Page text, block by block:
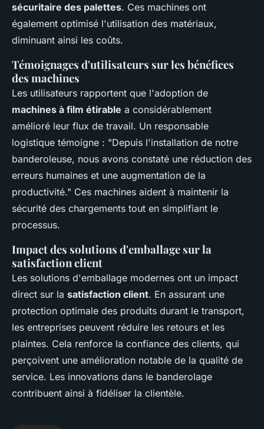
sécuritaire des palettes. Ces machines ont
également optimisé l'utilisation des matériaux,
diminuant ainsi les coûts.
Témoignages d'utilisateurs sur les bénéfices
des machines
Les utilisateurs rapportent que l'adoption de
machines à film étirable a considérablement
amélioré leur flux de travail. Un responsable
logistique témoigne : "Depuis l'installation de notre
banderoleuse, nous avons constaté une réduction des
erreurs humaines et une augmentation de la
productivité." Ces machines aident à maintenir la
sécurité des chargements tout en simplifiant le
processus.
Impact des solutions d'emballage sur la
satisfaction client
Les solutions d'emballage modernes ont un impact
direct sur la satisfaction client. En assurant une
protection optimale des produits durant le transport,
les entreprises peuvent réduire les retours et les
plaintes. Cela renforce la confiance des clients, qui
perçoivent une amélioration notable de la qualité de
service. Les innovations dans le banderolage
contribuent ainsi à fidéliser la clientèle.